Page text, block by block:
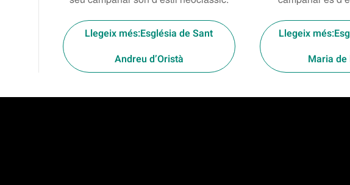
Llegeix més:Església de Sant
Andreu d’Oristà
Llegeix
Maria